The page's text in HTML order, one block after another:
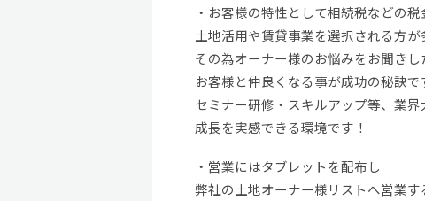
・お客様の特性として相続税などの
土地活用や賃貸事業を選択される方が
その為オーナー様のお悩みをお聞きし
お客様と仲良くなる事が成功の秘訣で
セミナー研修・スキルアップ等、業
成長を実感できる環境です！
・営業にはタブレットを配布し
弊社の土地オーナー様リストへ営業す